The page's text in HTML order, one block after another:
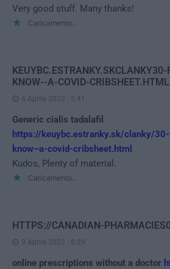
Very good stuff. Many thanks!
Caricamento...
KNOW--A-COVID-CRIBSHEET.HTML
4 Aprile 2022 - 5:41
Generic cialis tadalafil
https://keuybc.estranky.sk/clanky/
know–a-covid-cribsheet.html
Kudos, Plenty of material.
Caricamento...
HTTPS://CANADIAN-
9 Aprile 2022 - 8:29
online prescriptions without a doctor